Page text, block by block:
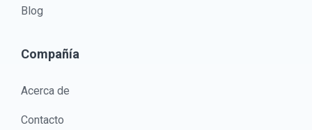
Blog
Compañía
Acerca de
Contacto